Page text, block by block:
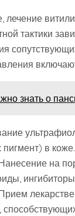
лечение
тактики
знать о
в коже.
на